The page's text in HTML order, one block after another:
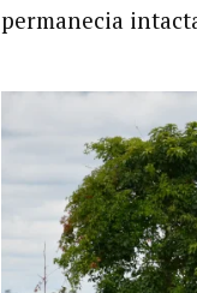
permanecia